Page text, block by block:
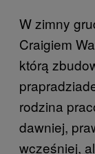
W zimny
Craigiem
którą
rodzina
dawniej,
wcześniej,